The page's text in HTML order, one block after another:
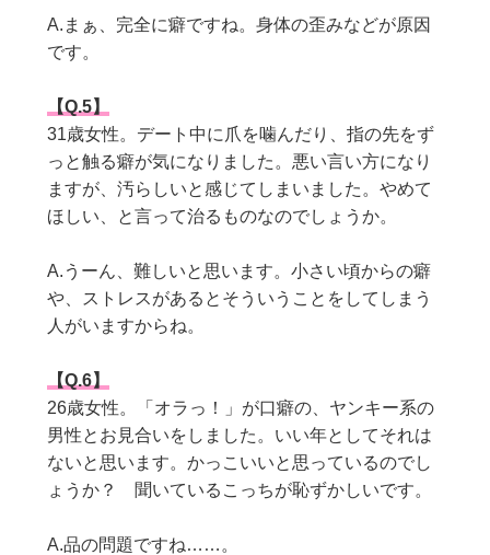
A.まぁ、完全に癖ですね。身体の歪みなどが原因
です。
【Q.5】
31歳女性。デート中に爪を噛んだり、指の先をず
っと触る癖が気になりました。悪い言い方になり
ますが、汚らしいと感じてしまいました。やめて
ほしい、と言って治るものなのでしょうか。
A.うーん、難しいと思います。小さい頃からの癖
や、ストレスがあるとそういうことをしてしまう
人がいますからね。
【Q.6】
26歳女性。「オラっ！」が口癖の、ヤンキー系の
男性とお見合いをしました。いい年としてそれは
ないと思います。かっこいいと思っているのでし
ょうか？ 聞いているこっちが恥ずかしいです。
A.品の問題ですね……。